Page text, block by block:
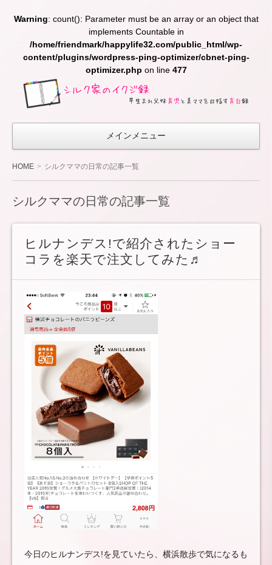
Warning: count(): Parameter must be an array or an object that
implements Countable in
/home/friendmark/happylife32.com/public_html/wp-
content/plugins/wordpress-ping-optimizer/cbnet-ping-
optimizer.php on line 477
シ
家
の
イ
ク
早生
ま
れ
兄妹
育児
と
マ
目指
す
育自
メインメニュー
HOME シルクママの日常の記事一覧
シルクママの日常の記事一覧
ヒルナンデス!で紹介されたショー
コラを楽天で注文してみた♬
今日のヒルナンデス!を見ていたら、横浜散歩で気になるも